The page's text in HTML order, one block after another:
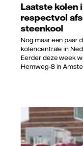
Laatste kolen
respectvol
steenkool
Nog maar een paar
kolencentrale in
Eerder deze week
Hemweg-8 in
Vattenfall/